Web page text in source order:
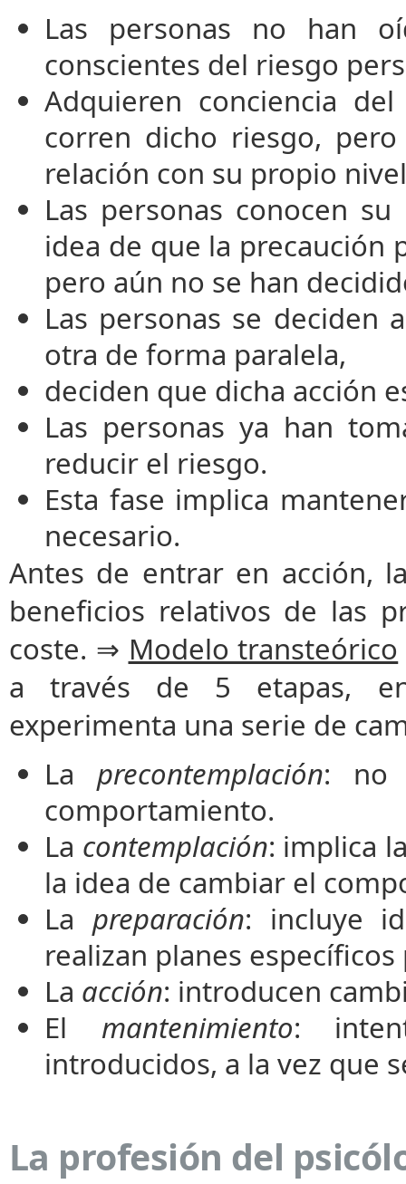
Las personas no han
conscientes del riesgo
Adquieren conciencia
corren dicho riesgo,
relación con su propio
Las personas conocen
idea de que la precaución
pero aún no se han
Las personas se deciden
otra de forma paralela,
deciden que dicha acción
Las personas ya han
reducir el riesgo.
Esta fase implica
necesario.
Antes de entrar en acción,
beneficios relativos de las
coste. ⇒ Modelo transteórico
a través de 5 etapas,
experimenta una serie de
La precontemplación: no
comportamiento.
La contemplación: implica
la idea de cambiar el
La preparación: incluye
realizan planes específicos
La acción: introducen
El mantenimiento:
introducidos, a la vez que
La profesión del